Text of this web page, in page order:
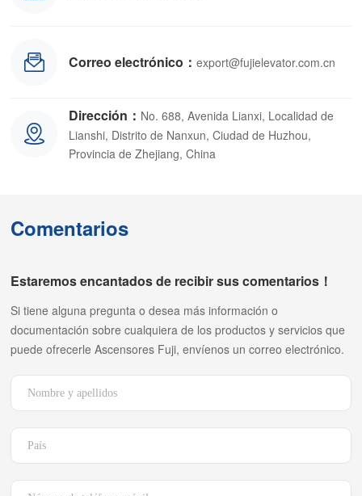
Correo electrónico：export@fujielevator.com.cn
Dirección： No. 688, Avenida Lianxi, Localidad de
Lianshi, Distrito de Nanxun, Ciudad de Huzhou,
Provincia de Zhejiang, China
Comentarios
Estaremos encantados de recibir sus comentarios！
Si tiene alguna pregunta o desea más información o
documentación sobre cualquiera de los productos y servicios que
puede ofrecerle Ascensores Fuji, envíenos un correo electrónico.